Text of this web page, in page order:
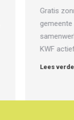
Gratis
KWF
Lees